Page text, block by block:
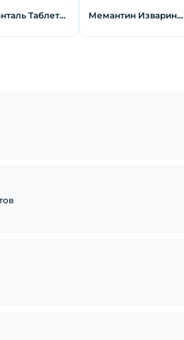
Меманталь Таблетки 10 мг 60 шт Мемантин Изварино Таблетки покрытые пленочной оболочкой 10 мг 90 шт